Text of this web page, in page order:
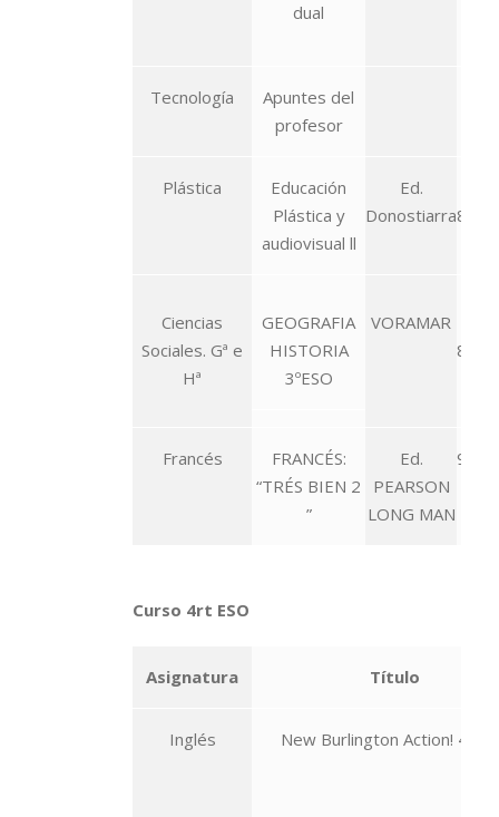
dual
Tecnología
Apuntes del
profesor
Plástica
Educación
Plástica y
audiovisual ll
Ed.
Donostiarra
Ciencias
Sociales. Gª e
Hª
GEOGRAFIA
HISTORIA
3ºESO
VORAMAR
Francés
FRANCÉS:
“TRÉS BIEN 2
”
Ed.
PEARSON
LONG MAN
978-
Curso 4rt ESO
Asignatura Título
Inglés New Burlington Action! 4